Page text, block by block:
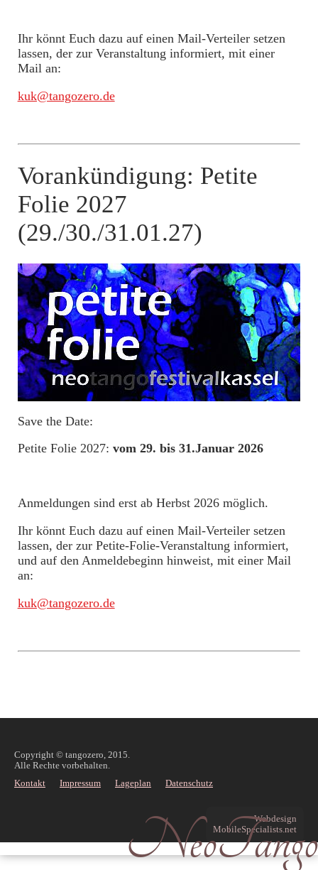
NeoTango
Ihr könnt Euch dazu auf einen Mail-Verteiler setzen
lassen, der zur Veranstaltung informiert, mit einer
Mail an:
kuk@tangozero.de
Vorankündigung: Petite
Folie 2027
(29./30./31.01.27)
Save the Date:
Petite Folie 2027: vom 29. bis 31.Januar 2026
Anmeldungen sind erst ab Herbst 2026 möglich.
Ihr könnt Euch dazu auf einen Mail-Verteiler setzen
lassen, der zur Petite-Folie-Veranstaltung informiert,
und auf den Anmeldebeginn hinweist, mit einer Mail
an:
kuk@tangozero.de
Copyright © tangozero, 2015.
Alle Rechte vorbehalten.
Kontakt
Impressum Lageplan Datenschutz
Webdesign
MobileSpecialists.net